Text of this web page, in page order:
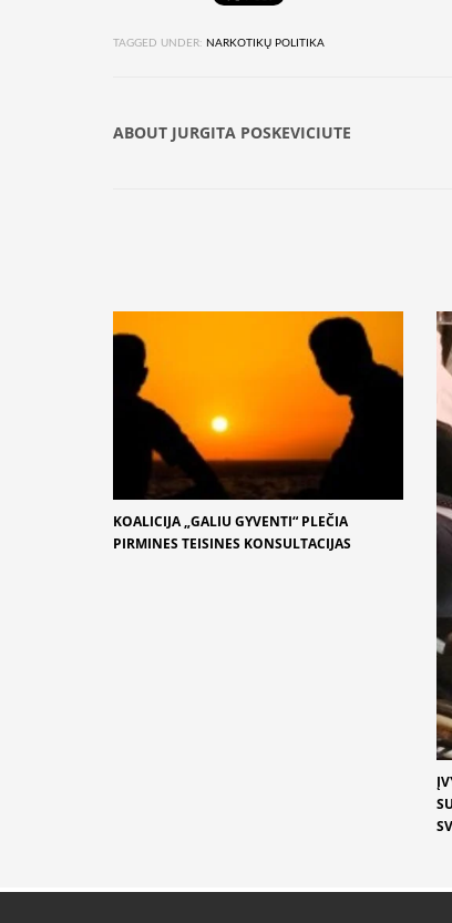
TAGGED UNDER: NARKOTIKŲ POLITIKA
ABOUT JURGITA POSKEVICIUTE
KOALICIJA „GALIU GYVENTI“ PLEČIA
PIRMINES TEISINES KONSULTACIJAS